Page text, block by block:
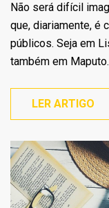
Não será difícil
que, diariamente, é
públicos. Seja em
também em
LER ARTIGO